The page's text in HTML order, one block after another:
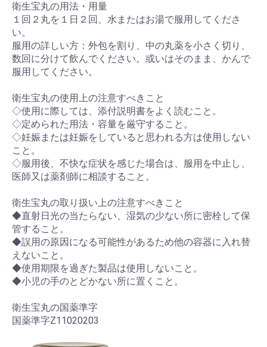
衛生宝丸の用法・用量
１回２丸を１日２回、水またはお湯で服用してくださ
い。
服用の詳しい方：外包を割り、中の丸薬を小さく切り、
数回に分けて飲んでください。或いはそのまま、かんで
服用してください。
衛生宝丸の使用上の注意すべきこと
◇使用に際しては、添付説明書をよく読むこと。
◇定められた用法・容量を厳守すること。
◇妊娠または妊娠をしていると思われる方は使用しない
こと。
◇服用後、不快な症状を感じた場合は、服用を中止し、
医師又は薬剤師に相談すること。
衛生宝丸の取り扱い上の注意すべきこと
◆直射日光の当たらない、湿気の少ない所に密栓して保
管すること。
◆誤用の原因になる可能性があるため他の容器に入れ替
えないこと。
◆使用期限を過ぎた製品は使用しないこと。
◆小児の手のとどかない所に置くこと。
衛生宝丸の国薬準字
国薬準字Z11020203